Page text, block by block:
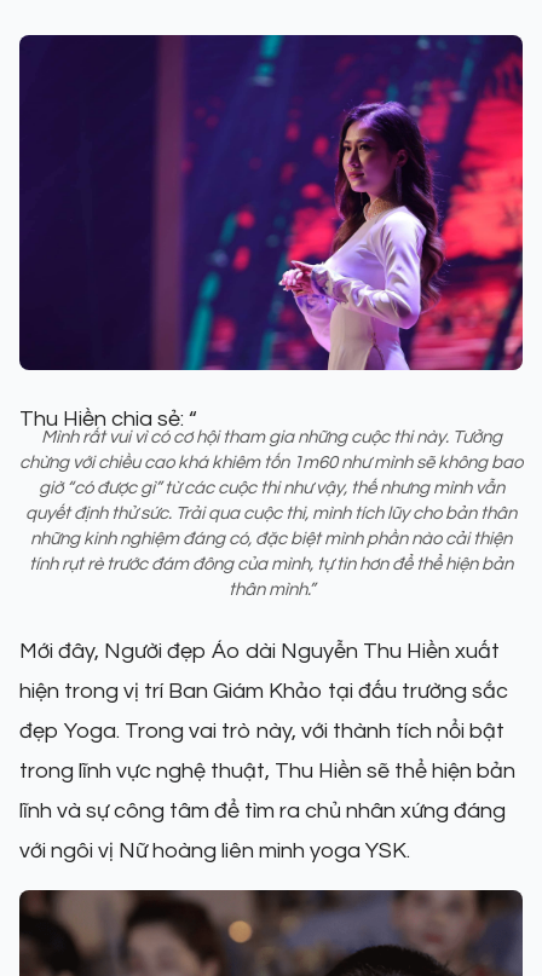
Thu Hiền chia sẻ: “
Mình rất vui vì có cơ hội tham gia những cuộc thi này. Tưởng
chừng với chiều cao khá khiêm tốn 1m60 như mình sẽ không bao
giờ “có được gì” từ các cuộc thi như vậy, thế nhưng mình vẫn
quyết định thử sức. Trải qua cuộc thi, mình tích lũy cho bản thân
những kinh nghiệm đáng có, đặc biệt mình phần nào cải thiện
tính rụt rè trước đám đông của mình, tự tin hơn để thể hiện bản
thân mình.”
Mới đây, Người đẹp Áo dài Nguyễn Thu Hiền xuất
hiện trong vị trí Ban Giám Khảo tại đấu trường sắc
đẹp Yoga. Trong vai trò này, với thành tích nổi bật
trong lĩnh vực nghệ thuật, Thu Hiền sẽ thể hiện bản
lĩnh và sự công tâm để tìm ra chủ nhân xứng đáng
với ngôi vị Nữ hoàng liên minh yoga YSK.